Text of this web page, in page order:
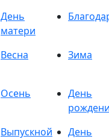
День
матери
Весна Зима
Осень
День
Выпускной
День